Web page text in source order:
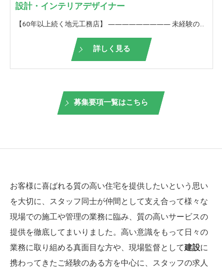
設計・インテリアデザイナー
詳しく見る
募集要項一覧はこちら
お客様に喜ばれる質の高い住宅を提供したいという思い
を大切に、スタッフ同士が仲間として支え合って様々な
現場での施工や管理の業務に臨み、質の高いサービスの
提供を徹底してまいりました。高い意識をもって日々の
業務に取り組める真面目な方や、現場監督として建設に
携わってきたご経験のある方を中心に、スタッフの求人